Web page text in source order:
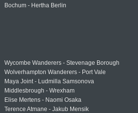
Bochum - Hertha Berlin
Wycombe Wanderers - Stevenage Borough
Wolverhampton Wanderers - Port Vale
Maya Joint - Ludmilla Samsonova
Middlesbrough - Wrexham
Elise Mertens - Naomi Osaka
Terence Atmane - Jakub Mensik